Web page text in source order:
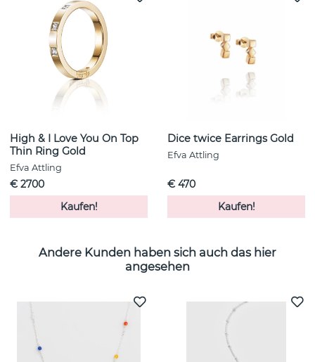
High & I Love You On Top
Thin Ring Gold
Efva Attling
€ 2700
Kaufen!
Dice twice Earrings Gold
Efva Attling
€ 470
Kaufen!
Andere Kunden haben sich auch das hier
angesehen